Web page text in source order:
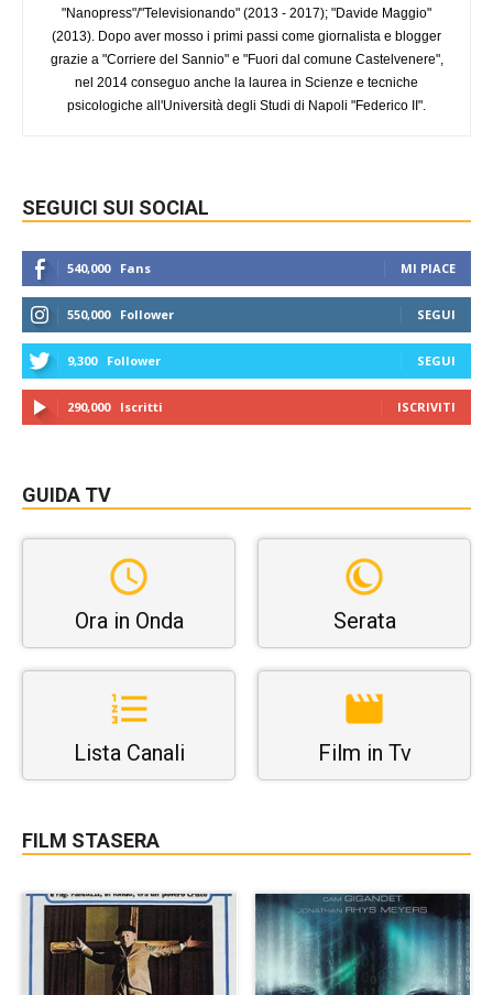
"Nanopress"/"Televisionando" (2013 - 2017); "Davide Maggio"
(2013). Dopo aver mosso i primi passi come giornalista e blogger
grazie a "Corriere del Sannio" e "Fuori dal comune Castelvenere",
nel 2014 conseguo anche la laurea in Scienze e tecniche
psicologiche all'Università degli Studi di Napoli "Federico II".
SEGUICI SUI SOCIAL
540,000 Fans MI PIACE
550,000 Follower SEGUI
9,300 Follower SEGUI
290,000 Iscritti ISCRIVITI
GUIDA TV
Ora in Onda Serata
Lista Canali Film in Tv
FILM STASERA